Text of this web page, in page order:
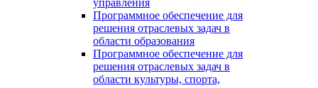
управления
Программное обеспечение для
решения отраслевых задач в
области образования
Программное обеспечение для
решения отраслевых задач в
области культуры, спорта,